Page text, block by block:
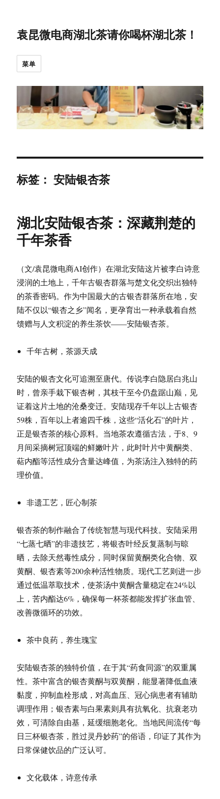
袁昆微电商湖北茶请你喝杯湖北茶！
菜单
标签：安陆银杏茶
湖北安陆银杏茶：深藏荆楚的
千年茶香
（文/袁昆微电商AI创作）在湖北安陆这片被李白诗意
浸润的土地上，千年古银杏群落与楚文化交织出独特
的茶香密码。作为中国最大的古银杏群落所在地，安
陆不仅以“银杏之乡”闻名，更孕育出一种承载着自然
馈赠与人文积淀的养生茶饮——安陆银杏茶。
千年古树，茶源天成
安陆的银杏文化可追溯至唐代。传说李白隐居白兆山
时，曾亲手栽下银杏树，其枝干至今仍盘踞山巅，见
证着这片土地的沧桑变迁。安陆现存千年以上古银杏
59株，百年以上者逾四千株，这些“活化石”的叶片，
正是银杏茶的核心原料。当地茶农遵循古法，于8、9
月间采摘树冠顶端的鲜嫩叶片，此时叶片中黄酮类、
萜内酯等活性成分含量达峰值，为茶汤注入独特的药
理价值。
非遗工艺，匠心制茶
银杏茶的制作融合了传统智慧与现代科技。安陆采用
“七蒸七晒”的非遗技艺，将银杏叶经反复蒸制与晾
晒，去除天然毒性成分，同时保留黄酮类化合物、双
黄酮、银杏素等200余种活性物质。现代工艺则进一步
通过低温萃取技术，使茶汤中黄酮含量稳定在24%以
上，苦内酯达6%，确保每一杯茶都能发挥扩张血管、
改善微循环的功效。
茶中良药，养生瑰宝
安陆银杏茶的独特价值，在于其“药食同源”的双重属
性。茶中富含的银杏黄酮与双黄酮，能显著降低血液
黏度，抑制血栓形成，对高血压、冠心病患者有辅助
调理作用；银杏素与白果素则具有抗氧化、抗衰老功
效，可清除自由基，延缓细胞老化。当地民间流传“每
日三杯银杏茶，胜过灵丹妙药”的俗语，印证了其作为
日常保健饮品的广泛认可。
文化载体，诗意传承